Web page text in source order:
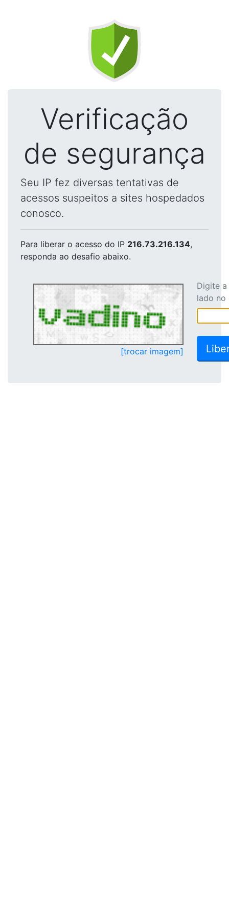
Verificação
de segurança
Seu IP fez diversas tentativas de
acessos suspeitos a sites hospedados
conosco.
Para liberar o acesso do IP 216.73.216.134,
responda ao desafio abaixo.
[trocar imagem]
Digite
lado no